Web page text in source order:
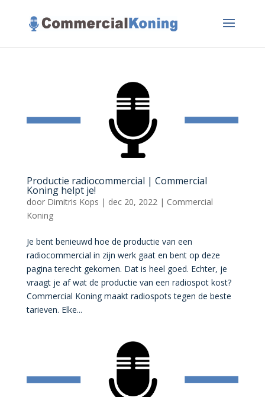
Productie radiocommercial | Commercial
Koning helpt je!
door Dimitris Kops | dec 20, 2022 | Commercial
Koning
Je bent benieuwd hoe de productie van een
radiocommercial in zijn werk gaat en bent op deze
pagina terecht gekomen. Dat is heel goed. Echter, je
vraagt je af wat de productie van een radiospot kost?
Commercial Koning maakt radiospots tegen de beste
tarieven. Elke...